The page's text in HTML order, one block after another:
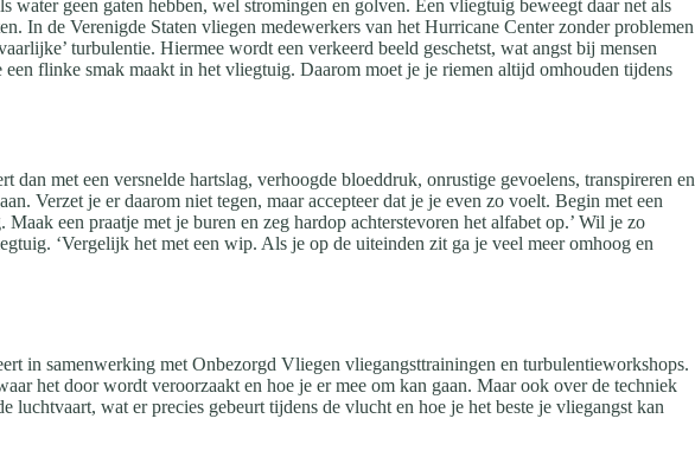
geen gaten hebben, wel stromingen en golven. Een vliegtuig beweegt daar net als
In de Verenigde Staten vliegen medewerkers van het Hurricane Center zonder problemen
turbulentie. Hiermee wordt een verkeerd beeld geschetst, wat angst bij mensen
flinke smak maakt in het vliegtuig. Daarom moet je je riemen altijd omhouden tijdens
met een versnelde hartslag, verhoogde bloeddruk, onrustige gevoelens, transpireren en
Verzet je er daarom niet tegen, maar accepteer dat je je even zo voelt. Begin met een
een praatje met je buren en zeg hardop achterstevoren het alfabet op.’ Wil je zo
‘Vergelijk het met een wip. Als je op de uiteinden zit ga je veel meer omhoog en
in samenwerking met Onbezorgd Vliegen vliegangsttrainingen en turbulentieworkshops.
het door wordt veroorzaakt en hoe je er mee om kan gaan. Maar ook over de techniek
wat er precies gebeurt tijdens de vlucht en hoe je het beste je vliegangst kan